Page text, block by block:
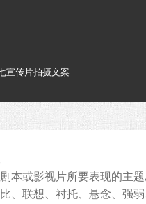
宣传片拍摄文案
本或影视片所要表现的主
、联想、衬托、悬念、强